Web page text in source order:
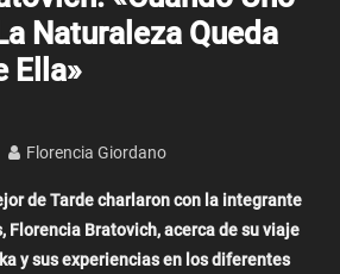
Naturaleza Queda
Ella»
Florencia Giordano
de Tarde charlaron con la integrante
Florencia Bratovich, acerca de su viaje
y sus experiencias en los diferentes